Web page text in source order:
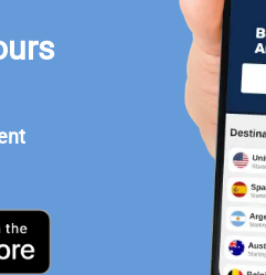
Fermer la fenêtre contextuelle